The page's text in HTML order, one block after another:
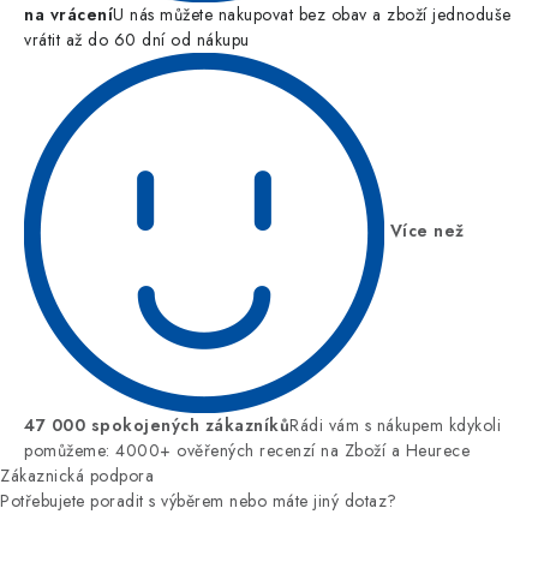
na vráceníU nás můžete nakupovat bez obav a zboží jednoduše
vrátit až do 60 dní od nákupu
Více než
47 000 spokojených zákazníkůRádi vám s nákupem kdykoli
pomůžeme: 4000+ ověřených recenzí na Zboží a Heurece
Zákaznická podpora
Potřebujete poradit s výběrem nebo máte jiný dotaz?